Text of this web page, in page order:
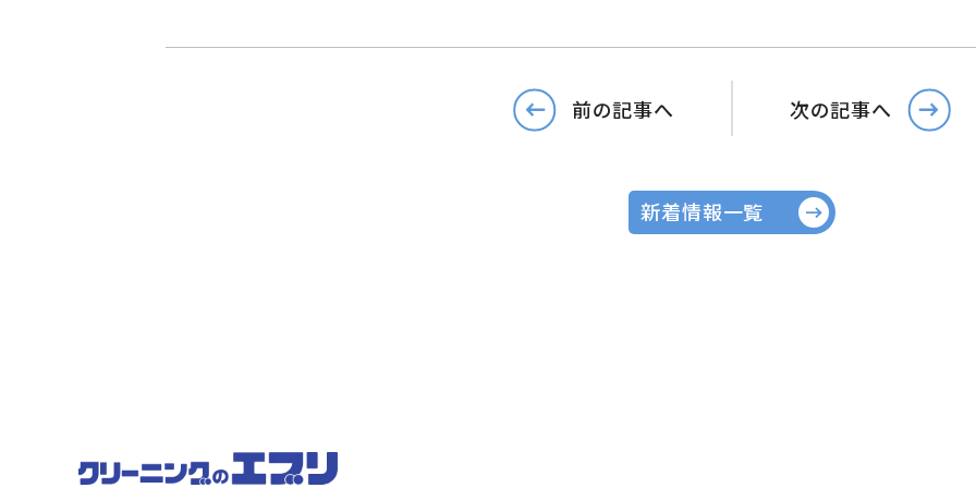
前の記事へ 次の記事へ
新着情報一覧